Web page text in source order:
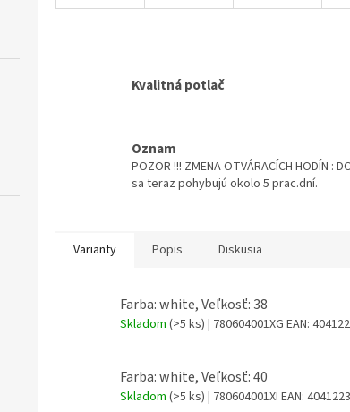
Kvalitná potlač
Oznam
POZOR !!! ZMENA OTVÁRACÍCH HODÍN
sa teraz pohybujú okolo 5 prac.dní.
Varianty Popis Diskusia
Farba: white, Veľkosť: 38
Skladom (>5 ks) | 780604001XG EAN:
Farba: white, Veľkosť: 40
Skladom (>5 ks) | 780604001XI EAN: